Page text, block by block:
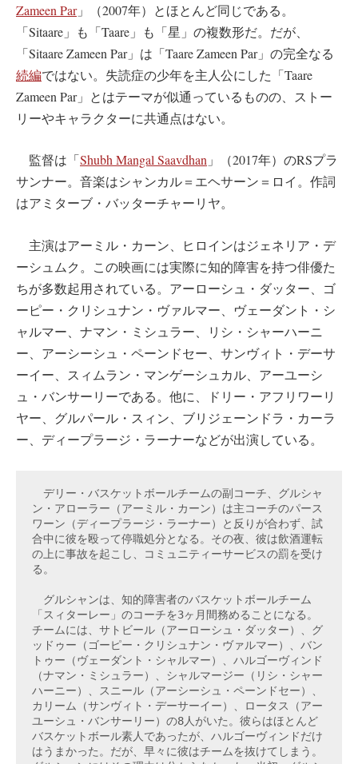
Zameen Par」（2007年）とほとんど同じである。
「Sitaare」も「Taare」も「星」の複数形だ。だが、
「Sitaare Zameen Par」は「Taare Zameen Par」の完全なる
続編ではない。失読症の少年を主人公にした「Taare
Zameen Par」とはテーマが似通っているものの、ストー
リーやキャラクターに共通点はない。
監督は「Shubh Mangal Saavdhan 」（2017年）のRSプラ
サンナー。音楽はシャンカル＝エヘサーン＝ロイ。作詞
はアミターブ・バッターチャーリヤ。
主演はアーミル・カーン、ヒロインはジェネリア・デ
ーシュムク。この映画には実際に知的障害を持つ俳優た
ちが多数起用されている。アーローシュ・ダッター、ゴ
ーピー・クリシュナン・ヴァルマー、ヴェーダント・シ
ャルマー、ナマン・ミシュラー、リシ・シャーハーニ
ー、アーシーシュ・ペーンドセー、サンヴィト・デーサ
ーイー、スィムラン・マンゲーシュカル、アーユーシ
ュ・バンサーリーである。他に、ドリー・アフリワーリ
ヤー、グルパール・スィン、ブリジェーンドラ・カーラ
ー、ディープラージ・ラーナーなどが出演している。
デリー・バスケットボールチームの副コーチ、グルシャ
ン・アローラー（アーミル・カーン）は主コーチのパース
ワーン（ディープラージ・ラーナー）と反りが合わず、試
合中に彼を殴って停職処分となる。その夜、彼は飲酒運転
の上に事故を起こし、コミュニティーサービスの罰を受け
る。
グルシャンは、知的障害者のバスケットボールチーム
「スィターレー」のコーチを3ヶ月間務めることになる。
チームには、サトビール（アーローシュ・ダッター）、グ
ッドゥー（ゴーピー・クリシュナン・ヴァルマー）、バン
トゥー（ヴェーダント・シャルマー）、ハルゴーヴィンド
（ナマン・ミシュラー）、シャルマージー（リシ・シャー
ハーニー）、スニール（アーシーシュ・ペーンドセー）、
カリーム（サンヴィト・デーサーイー）、ロータス（アー
ユーシュ・バンサーリー）の8人がいた。彼らはほとんど
バスケットボール素人であったが、ハルゴーヴィンドだけ
はうまかった。だが、早々に彼はチームを抜けてしまう。